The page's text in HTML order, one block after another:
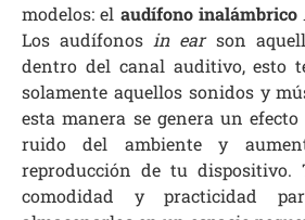
modelos: el audífono inalámbrico
Los audífonos in earson
dentro del canal auditivo, esto
solamente aquellos sonidos y
esta manera se genera un
ruido del ambiente y
reproducción de tu dispositivo.
comodidad y practicidad